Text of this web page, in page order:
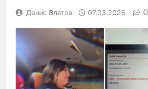
Денис Влатов 07.03.2026 0